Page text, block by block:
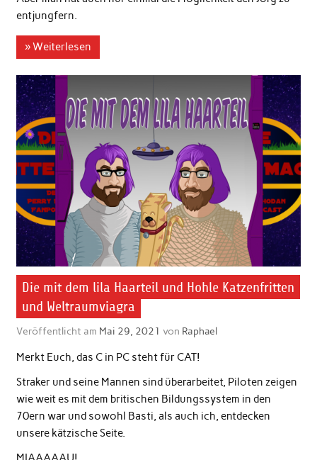
entjungfern.
» Weiterlesen
Die mit dem lila Haarteil und Hohle Katzenfritten
und Weltraumviagra
Veröffentlicht am Mai 29, 2021 von Raphael
Merkt Euch, das C in PC steht für CAT!
Straker und seine Mannen sind überarbeitet, Piloten zeigen
wie weit es mit dem britischen Bildungssystem in den
70ern war und sowohl Basti, als auch ich, entdecken
unsere kätzische Seite.